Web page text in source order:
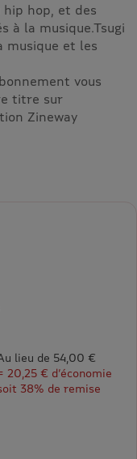
hip hop, et des
à la musique.Tsugi
musique et les
vous
titre sur
Zineway
lieu de 54,00 €
20,25 € d’économie
38% de remise